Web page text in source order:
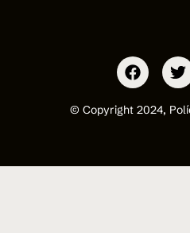
© Copyright 2024,